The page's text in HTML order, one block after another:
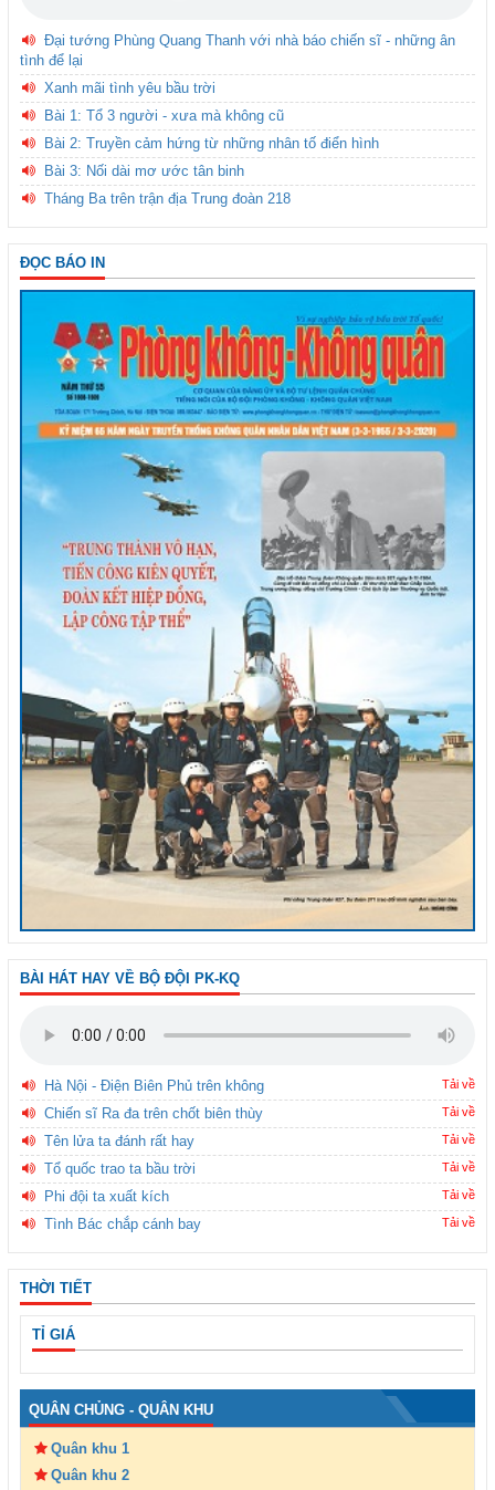
Đại tướng Phùng Quang Thanh với nhà báo chiến sĩ - những ân
tình để lại
Xanh mãi tình yêu bầu trời
Bài 1: Tổ 3 người - xưa mà không cũ
Bài 2: Truyền cảm hứng từ những nhân tố điển hình
Bài 3: Nối dài mơ ước tân binh
Tháng Ba trên trận địa Trung đoàn 218
ĐỌC BÁO IN
BÀI HÁT HAY VỀ BỘ ĐỘI PK-KQ
Hà Nội - Điện Biên Phủ trên không Tải về
Chiến sĩ Ra đa trên chốt biên thùy Tải về
Tên lửa ta đánh rất hay Tải về
Tổ quốc trao ta bầu trời Tải về
Phi đội ta xuất kích Tải về
Tình Bác chắp cánh bay Tải về
THỜI TIẾT
TỈ GIÁ
QUÂN CHỦNG - QUÂN KHU
Quân khu 1
Quân khu 2